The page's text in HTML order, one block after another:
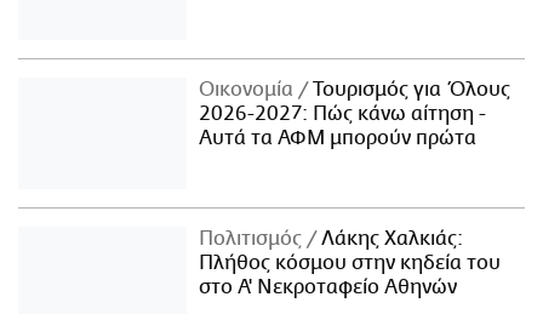
Οικονομία
Τουρισμός για Όλους
2026-2027: Πώς κάνω αίτηση -
Αυτά τα ΑΦΜ μπορούν πρώτα
Πολιτισμός
Λάκης Χαλκιάς:
Πλήθος κόσμου στην κηδεία του
στο Α' Νεκροταφείο Αθηνών